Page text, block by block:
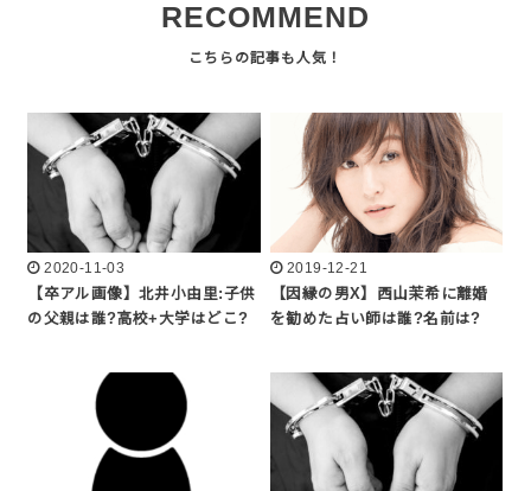
RECOMMEND
2020-11-03
【卒アル画像】北井小由里:子供
の父親は誰?高校+大学はどこ?
2019-12-21
【因縁の男X】西山茉希に離婚
を勧めた占い師は誰?名前は?